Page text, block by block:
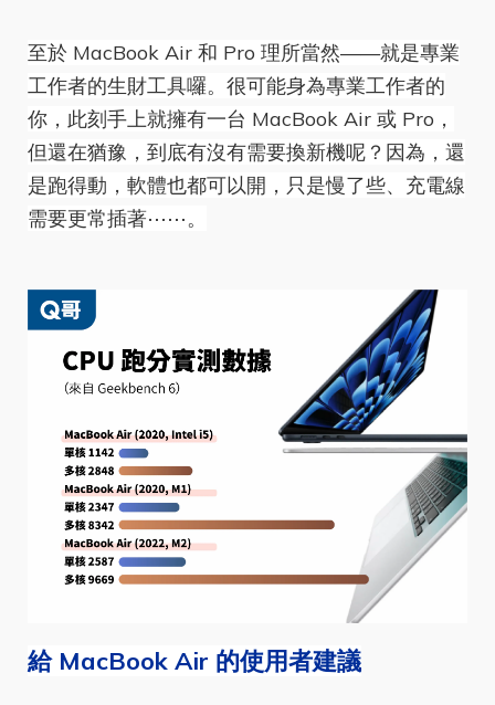
至於 MacBook Air 和 Pro 理所當然——就是專業
工作者的生財工具囉。很可能身為專業工作者的
你，此刻手上就擁有一台 MacBook Air 或 Pro，
但還在猶豫，到底有沒有需要換新機呢？因為，還
是跑得動，軟體也都可以開，只是慢了些、充電線
需要更常插著⋯⋯。
給 MacBook Air 的使用者建議